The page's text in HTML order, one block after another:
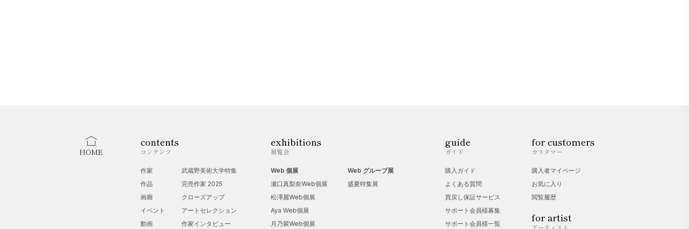
HOME
contents
コンテンツ
作家
作品
画廊
イベント
動画
武蔵野美術大学特集
完売作家 2025
クローズアップ
アートセレクション
作家インタビュー
exhibitions
展覧会
Web 個展
瀬口真梨奈Web個展
松澤麗Web個展
Aya Web個展
月乃紫Web個展
Web グループ展
盛夏特集展
guide
ガイド
購入ガイド
よくある質問
買戻し保証サービス
サポート会員様募集
サポート会員様一覧
for customers
カスタマー
購入者マイページ
お気に入り
閲覧履歴
for artist